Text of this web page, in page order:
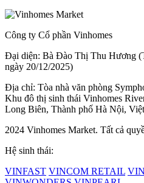
Công ty Cổ phần Vinhomes
Đại diện: Bà Đào Thị Thu Hương
ngày 20/12/2025)
Địa chỉ: Tòa nhà văn phòng
Khu đô thị sinh thái Vinhomes
Long Biên, Thành phố Hà Nội,
2024 Vinhomes Market. Tất cả
Hệ sinh thái:
VINFAST VINCOM RETAIL